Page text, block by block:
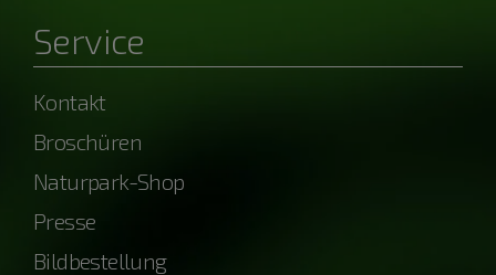
Service
Kontakt
Broschüren
Naturpark-Shop
Presse
Bildbestellung